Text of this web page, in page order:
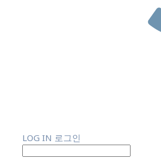
LOG IN 로그인